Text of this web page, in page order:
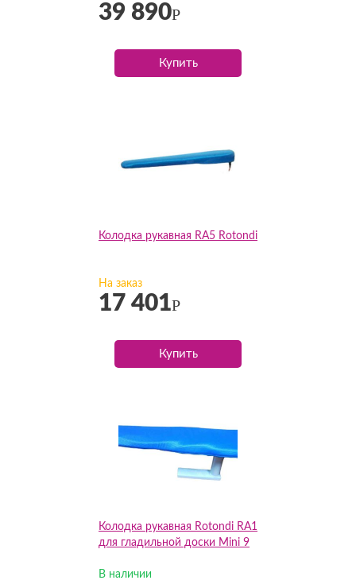
39 890Р
Купить
Колодка рукавная RA5 Rotondi
На заказ
17 401Р
Купить
Колодка рукавная Rotondi RA1
для гладильной доски Mini 9
В наличии